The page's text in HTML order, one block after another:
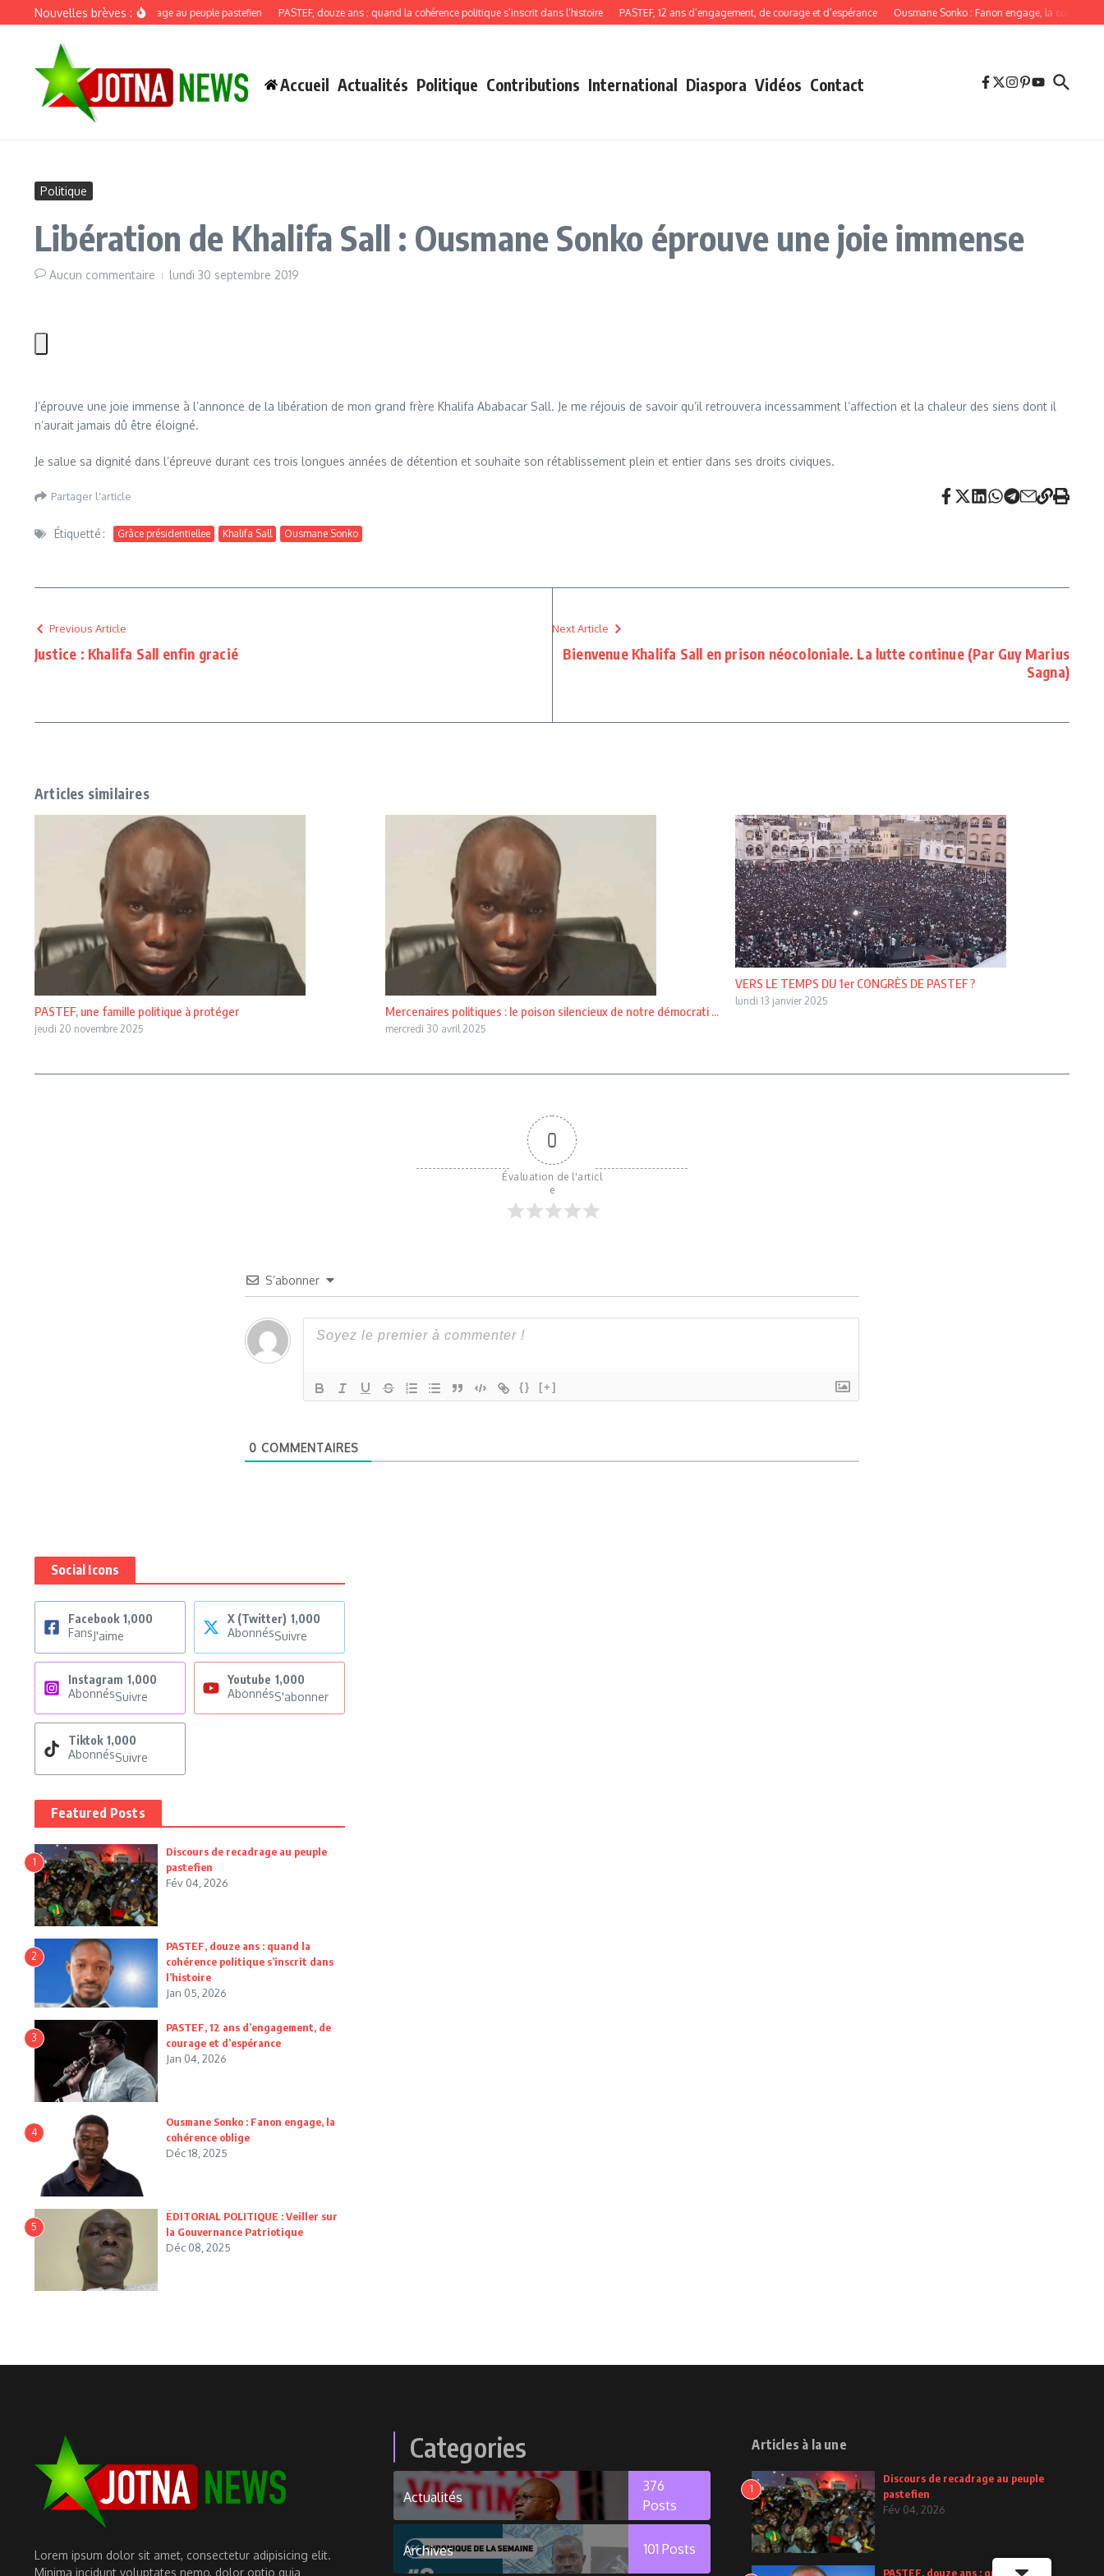
Aller au contenu
Nouvelles brèves :
Discours de recadrage au peuple pastefien PASTEF, douze ans : quand la cohérence politique s’inscrit dans l’histoire PASTEF, 12 ans d’engagement, de courage et d’espérance Ousmane Sonko : Fanon engage, la cohérence
Accueil Actualités Politique Contributions International Diaspora Vidéos Contact
Politique
Libération de Khalifa Sall : Ousmane Sonko éprouve une joie immense
Aucun commentaire lundi 30 septembre 2019
J’éprouve une joie immense à l’annonce de la libération de mon grand frère Khalifa Ababacar Sall. Je me réjouis de savoir qu’il retrouvera incessamment l’affection et la chaleur des siens dont il
n’aurait jamais dû être éloigné.
Je salue sa dignité dans l’épreuve durant ces trois longues années de détention et souhaite son rétablissement plein et entier dans ses droits civiques.
Partager l'article
Étiquetté : Grâce présidentiellee Khalifa Sall Ousmane Sonko
Previous Article
Justice : Khalifa Sall enfin gracié
Next Article
Bienvenue Khalifa Sall en prison néocoloniale. La lutte continue (Par Guy Marius
Sagna)
Articles similaires
PASTEF, une famille politique à protéger
jeudi 20 novembre 2025
Mercenaires politiques : le poison silencieux de notre démocrati ...
mercredi 30 avril 2025
VERS LE TEMPS DU 1er CONGRÈS DE PASTEF ?
lundi 13 janvier 2025
0
Évaluation de l'articl
e
S’abonner
{} [+]
0 COMMENTAIRES
Social Icons
Facebook 1,000
FansJ'aime
X (Twitter) 1,000
AbonnésSuivre
Instagram 1,000
AbonnésSuivre
Youtube 1,000
AbonnésS'abonner
Tiktok 1,000
AbonnésSuivre
Featured Posts
1
Discours de recadrage au peuple
pastefien
Fév 04, 2026
2
PASTEF, douze ans : quand la
cohérence politique s’inscrit dans
l’histoire
Jan 05, 2026
3
PASTEF, 12 ans d’engagement, de
courage et d’espérance
Jan 04, 2026
4
Ousmane Sonko : Fanon engage, la
cohérence oblige
Déc 18, 2025
5
ÉDITORIAL POLITIQUE : Veiller sur
la Gouvernance Patriotique
Déc 08, 2025
Lorem ipsum dolor sit amet, consectetur adipisicing elit.
Minima incidunt voluptates nemo, dolor optio quia
Categories
Actualités
376
Posts
Archives 101 Posts
Articles à la une
1
Discours de recadrage au peuple
pastefien
Fév 04, 2026
PASTEF, douze ans : quand la